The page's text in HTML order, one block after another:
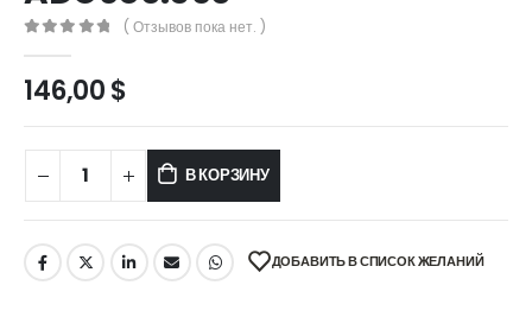
( Отзывов пока нет. )
146,00$
В КОРЗИНУ
ДОБАВИТЬ В СПИСОК ЖЕЛАНИЙ